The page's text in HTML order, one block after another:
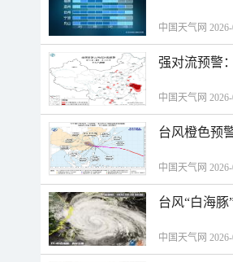
中国天气网
强对流预警
中国天气网
台风橙色预
中国天气网
台风“白海
中国天气网